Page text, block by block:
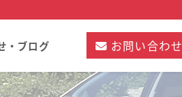
・ブログ お問い合わせ